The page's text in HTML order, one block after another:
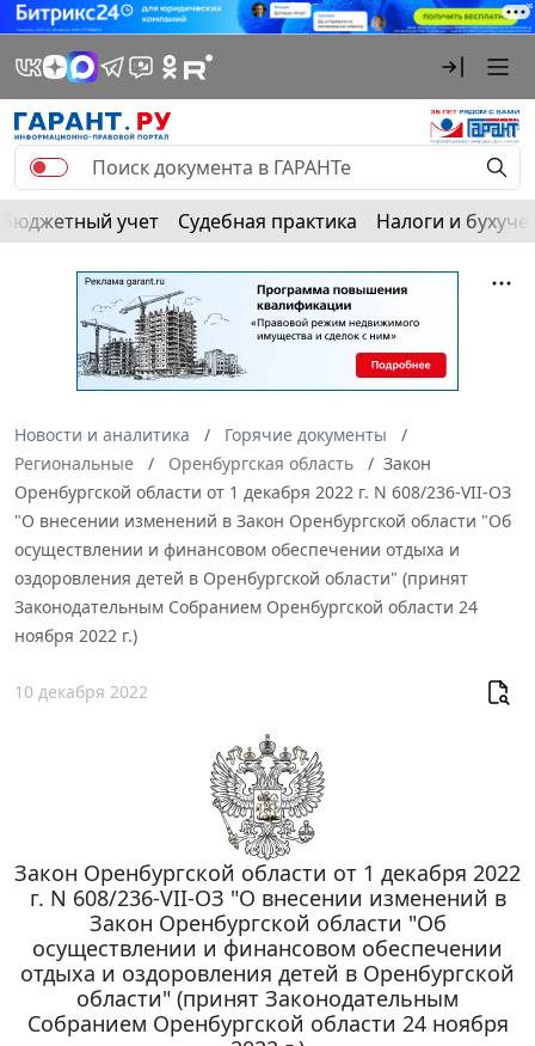
Бюджетный учет Судебная практика Налоги и
Новости и аналитика
Горячие документы
Региональные
Оренбургская область
Закон
Оренбургской области от 1 декабря 2022 г. N 608/236-VII-ОЗ
"О внесении изменений в Закон Оренбургской области "Об
осуществлении и финансовом обеспечении отдыха и
оздоровления детей в Оренбургской области" (принят
Законодательным Собранием Оренбургской области 24
ноября 2022 г.)
10 декабря 2022
Закон Оренбургской области от 1 декабря 2022
г. N 608/236-VII-ОЗ "О внесении изменений в
Закон Оренбургской области "Об
осуществлении и финансовом обеспечении
отдыха и оздоровления детей в Оренбургской
области" (принят Законодательным
Собранием Оренбургской области 24 ноября